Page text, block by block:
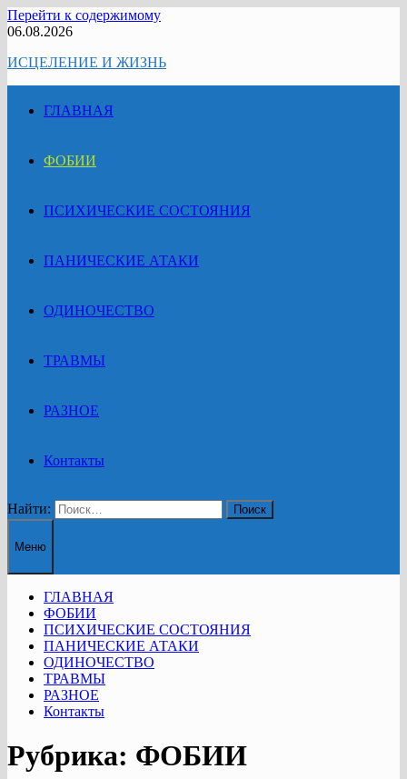
Перейти к содержимому
06.08.2026
ИСЦЕЛЕНИЕ И ЖИЗНЬ
ГЛАВНАЯ
ФОБИИ
ПСИХИЧЕСКИЕ СОСТОЯНИЯ
ПАНИЧЕСКИЕ АТАКИ
ОДИНОЧЕСТВО
ТРАВМЫ
РАЗНОЕ
Контакты
Найти:
Меню
ГЛАВНАЯ
ФОБИИ
ПСИХИЧЕСКИЕ СОСТОЯНИЯ
ПАНИЧЕСКИЕ АТАКИ
ОДИНОЧЕСТВО
ТРАВМЫ
РАЗНОЕ
Контакты
Рубрика: ФОБИИ